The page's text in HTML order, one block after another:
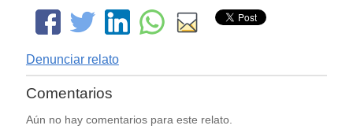
Denunciar relato
Comentarios
Aún no hay comentarios para este relato.